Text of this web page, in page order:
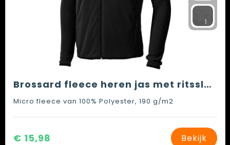
Brossard fleece heren jas met ritssluiting
Micro fleece van 100% Polyester, 190 g/m2
€ 15,98 Bekijk